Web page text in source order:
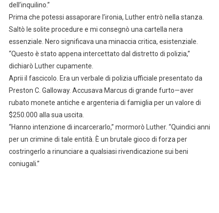
dell’inquilino.”
Prima che potessi assaporare l’ironia, Luther entrò nella stanza.
Saltò le solite procedure e mi consegnò una cartella nera
essenziale. Nero significava una minaccia critica, esistenziale.
“Questo è stato appena intercettato dal distretto di polizia,”
dichiarò Luther cupamente.
Aprii il fascicolo. Era un verbale di polizia ufficiale presentato da
Preston C. Galloway. Accusava Marcus di grande furto—aver
rubato monete antiche e argenteria di famiglia per un valore di
$250.000 alla sua uscita.
“Hanno intenzione di incarcerarlo,” mormorò Luther. “Quindici anni
per un crimine di tale entità. È un brutale gioco di forza per
costringerlo a rinunciare a qualsiasi rivendicazione sui beni
coniugali.”